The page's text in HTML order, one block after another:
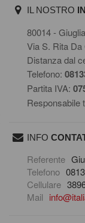
IL NOSTRO
80014 -
Via S. Rita
Distanza dal
Telefono:
Partita IVA:
Responsabile
INFO
Referente
Telefono
Cellulare
Mail